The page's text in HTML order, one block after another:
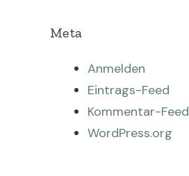
Meta
Anmelden
Eintrags-Feed
Kommentar-Feed
WordPress.org